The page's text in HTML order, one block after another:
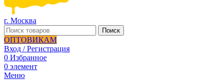
г. Москва
Поиск
ОПТОВИКАМ
Вход / Регистрация
0 Избранное
0 элемент
Меню